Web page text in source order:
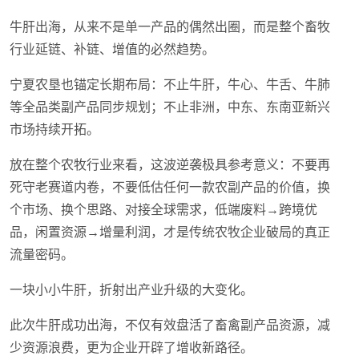
牛肝出海，从来不是单一产品的偶然出圈，而是整个畜牧
行业延链、补链、增值的必然趋势。
宁夏农垦也锚定长期布局：不止牛肝，牛心、牛舌、牛肺
等全品类副产品同步规划；不止非洲，中东、东南亚新兴
市场持续开拓。
放在整个农牧行业来看，这波逆袭极具参考意义：不要再
死守老赛道内卷，不要低估任何一款农副产品的价值，换
个市场、换个思路、对接全球需求，低端废料→跨境优
品，闲置资源→增量利润，才是传统农牧企业破局的真正
流量密码。
一块小小牛肝，折射出产业升级的大变化。
此次牛肝成功出海，不仅有效盘活了畜禽副产品资源，减
少资源浪费，更为企业开辟了增收新路径。